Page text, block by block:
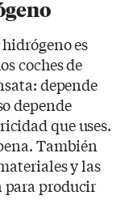
es
coches de
depende
depende
que uses.
También
y las
para producir